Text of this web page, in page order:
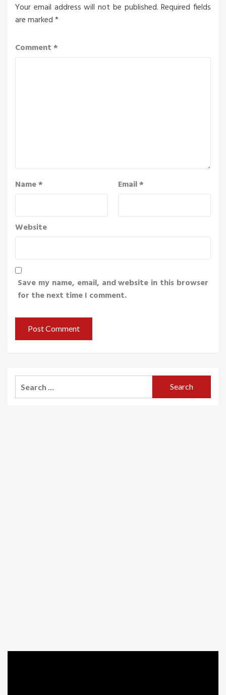
Your email address will not be published. Required fields
are marked*
Comment*
Name* Email*
Website
Save my name, email, and website in this browser
for the next time I comment.
for: